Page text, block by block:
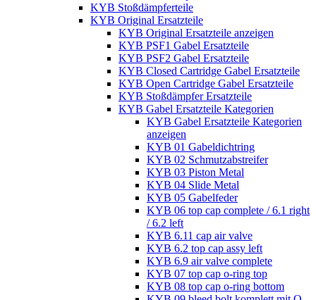
KYB Stoßdämpferteile
KYB Original Ersatzteile
KYB Original Ersatzteile anzeigen
KYB PSF1 Gabel Ersatzteile
KYB PSF2 Gabel Ersatzteile
KYB Closed Cartridge Gabel Ersatzteile
KYB Open Cartridge Gabel Ersatzteile
KYB Stoßdämpfer Ersatzteile
KYB Gabel Ersatzteile Kategorien
KYB Gabel Ersatzteile Kategorien
anzeigen
KYB 01 Gabeldichtring
KYB 02 Schmutzabstreifer
KYB 03 Piston Metal
KYB 04 Slide Metal
KYB 05 Gabelfeder
KYB 06 top cap complete / 6.1 right
/ 6.2 left
KYB 6.11 cap air valve
KYB 6.2 top cap assy left
KYB 6.9 air valve complete
KYB 07 top cap o-ring top
KYB 08 top cap o-ring bottom